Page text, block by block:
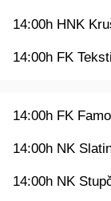
14:00h HNK
14:00h FK
14:00h FK
14:00h NK
14:00h NK